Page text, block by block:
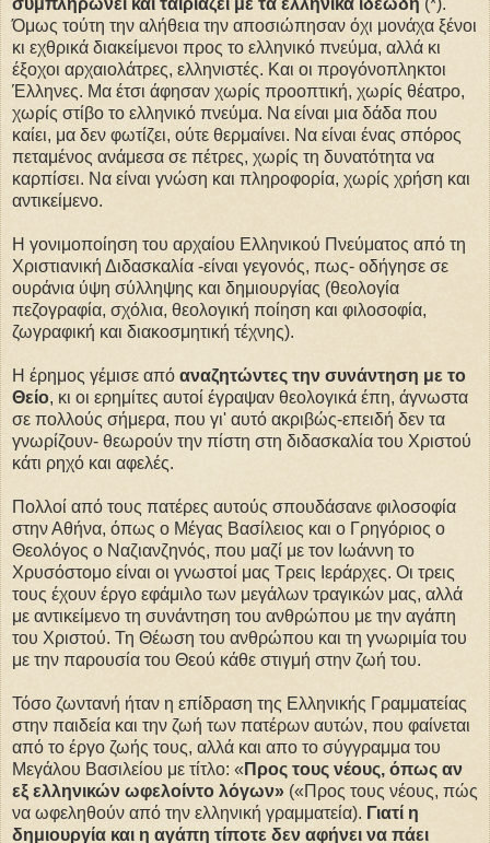
συμπληρώνει και ταιριάζει με τα ελληνικά ιδεώδη (*).
Όμως τούτη την αλήθεια την αποσιώπησαν όχι μονάχα ξένοι
κι εχθρικά διακείμενοι προς το ελληνικό πνεύμα, αλλά κι
έξοχοι αρχαιολάτρες, ελληνιστές. Και οι προγόνοπληκτοι
Έλληνες. Μα έτσι άφησαν χωρίς προοπτική, χωρίς θέατρο,
χωρίς στίβο το ελληνικό πνεύμα. Να είναι μια δάδα που
καίει, μα δεν φωτίζει, ούτε θερμαίνει. Να είναι ένας σπόρος
πεταμένος ανάμεσα σε πέτρες, χωρίς τη δυνατότητα να
καρπίσει. Να είναι γνώση και πληροφορία, χωρίς χρήση και
αντικείμενο.
Η γονιμοποίηση του αρχαίου Ελληνικού Πνεύματος από τη
Χριστιανική Διδασκαλία -είναι γεγονός, πως- οδήγησε σε
ουράνια ύψη σύλληψης και δημιουργίας (θεολογία
πεζογραφία, σχόλια, θεολογική ποίηση και φιλοσοφία,
ζωγραφική και διακοσμητική τέχνης).
Η έρημος γέμισε από αναζητώντες την συνάντηση με το
Θείο, κι οι ερημίτες αυτοί έγραψαν θεολογικά έπη, άγνωστα
σε πολλούς σήμερα, που γι' αυτό ακριβώς-επειδή δεν τα
γνωρίζουν- θεωρούν την πίστη στη διδασκαλία του Χριστού
κάτι ρηχό και αφελές.
Πολλοί από τους πατέρες αυτούς σπουδάσανε φιλοσοφία
στην Αθήνα, όπως ο Μέγας Βασίλειος και ο Γρηγόριος ο
Θεολόγος ο Ναζιανζηνός, που μαζί με τον Ιωάννη το
Χρυσόστομο είναι οι γνωστοί μας Τρεις Ιεράρχες. Οι τρεις
τους έχουν έργο εφάμιλο των μεγάλων τραγικών μας, αλλά
με αντικείμενο τη συνάντηση του ανθρώπου με την αγάπη
του Χριστού. Τη Θέωση του ανθρώπου και τη γνωριμία του
με την παρουσία του Θεού κάθε στιγμή στην ζωή του.
Τόσο ζωντανή ήταν η επίδραση της Ελληνικής Γραμματείας
στην παιδεία και την ζωή των πατέρων αυτών, που φαίνεται
από το έργο ζωής τους, αλλά και απο το σύγγραμμα του
Μεγάλου Βασιλείου με τίτλο: «Προς τους νέους, όπως αν
εξ ελληνικών ωφελοίντο λόγων» («Προς τους νέους, πώς
να ωφεληθούν από την ελληνική γραμματεία). Γιατί η
δημιουργία και η αγάπη τίποτε δεν αφήνει να πάει